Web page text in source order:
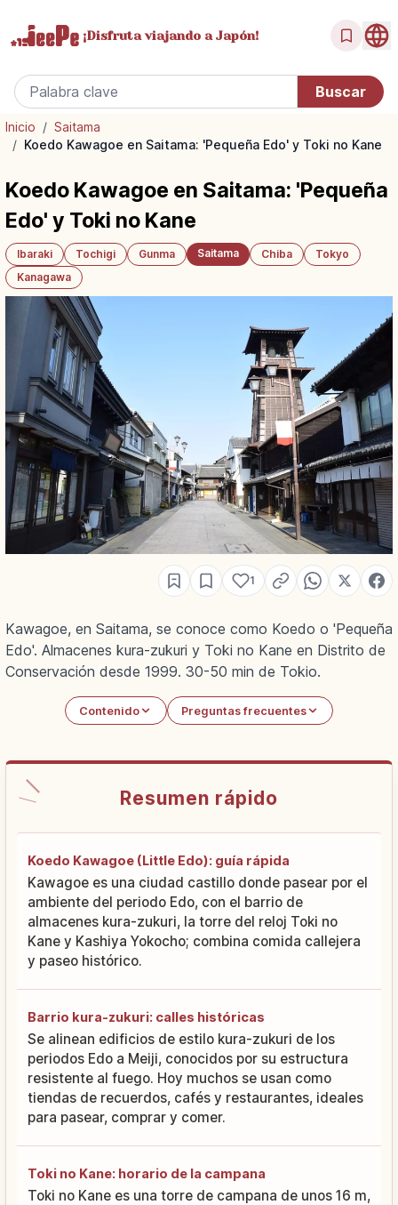
¡Disfrutaviajando a Japón!
Inicio / Saitama
/ Koedo Kawagoe en Saitama: 'Pequeña Edo' y Toki no Kane
Koedo Kawagoe en Saitama: 'Pequeña
Edo' y Toki no Kane
Ibaraki Tochigi Gunma Saitama Chiba
Tokyo
Kanagawa
1
Kawagoe, en Saitama, se conoce como Koedo o 'Pequeña
Edo'. Almacenes kura-zukuri y Toki no Kane en Distrito de
Conservación desde 1999. 30-50 min de Tokio.
Contenido Preguntas frecuentes
Resumen rápido
Koedo Kawagoe (Little Edo): guía rápida
Kawagoe es una ciudad castillo donde pasear por el
ambiente del periodo Edo, con el barrio de
almacenes kura-zukuri, la torre del reloj Toki no
Kane y Kashiya Yokocho; combina comida callejera
y paseo histórico.
Barrio kura-zukuri: calles históricas
Se alinean edificios de estilo kura-zukuri de los
periodos Edo a Meiji, conocidos por su estructura
resistente al fuego. Hoy muchos se usan como
tiendas de recuerdos, cafés y restaurantes, ideales
para pasear, comprar y comer.
Toki no Kane: horario de la campana
Toki no Kane es una torre de campana de unos 16 m,